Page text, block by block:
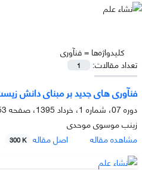
کلیدواژه‌ها =فنآوری
تعداد مقالات:
1
فنآوری های جدید بر مبنای دانش
دوره 07، شماره 1، خرداد 1395، صفحه
زینب موسوی موحدی
مشاهده مقاله
اصل مقاله 300 K